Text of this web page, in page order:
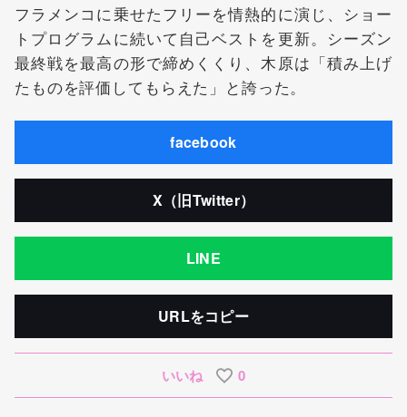
フラメンコに乗せたフリーを情熱的に演じ、ショー
トプログラムに続いて自己ベストを更新。シーズン
最終戦を最高の形で締めくくり、木原は「積み上げ
たものを評価してもらえた」と誇った。
facebook
X（旧Twitter）
LINE
URLをコピー
いいね 0